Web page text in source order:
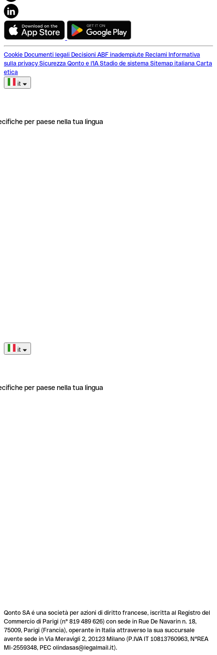
Cookie Documenti legali Decisioni ABF inadempiute Reclami Informativa
sulla privacy Sicurezza Qonto e l'IA Stadio de sistema Sitemap italiana Carta
etica
it
per paese nella tua lingua
it
per paese nella tua lingua
Qonto SA é una società per azioni di diritto francese, iscritta al Registro del
Commercio di Parigi (n° 819 489 626) con sede in Rue De Navarin n. 18,
75009, Parigi (Francia), operante in Italia attraverso la sua succursale
avente sede in Via Meravigli 2, 20123 Milano (P.IVA IT 10813760963, N°REA
MI-2559348, PEC olindasas@legalmail.it).